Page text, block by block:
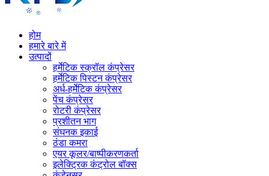
होम
हमारे बारे में
उत्पादों
हर्मेटिक स्क्रॉल कंप्रेसर
हर्मेटिक पिस्टन कंप्रेसर
अर्ध-हर्मेटिक कंप्रेसर
पेंच कंप्रेसर
रोटरी कंप्रेसर
प्रशीतन भाग
संघनक इकाई
ठंडा कमरा
एयर कूलर/बाष्पीकरणकर्ता
इलेक्ट्रिक कंट्रोल बॉक्स